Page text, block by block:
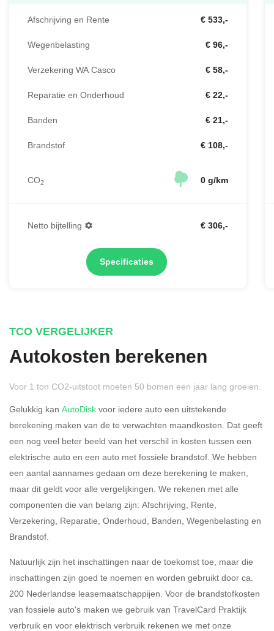
Afschrijving en Rente € 533,-
Wegenbelasting € 96,-
Verzekering WA Casco € 58,-
Reparatie en Onderhoud € 22,-
Banden € 21,-
Brandstof € 108,-
CO2 0 g/km
Netto bijtelling € 306,-
Specificaties
Rijdt u meer dan 500
kilometer privé?
Ja Nee
Belastingspercentage
37,07% (Belastbaar tot €
69.399,- )
Eigen bijdrage
TCO VERGELIJKER
Autokosten berekenen
Voor 1 ton CO2-uitstoot moeten 50 bomen een jaar lang groeien.
Gelukkig kan AutoDisk voor iedere auto een uitstekende
berekening maken van de te verwachten maandkosten. Dat geeft
een nog veel beter beeld van het verschil in kosten tussen een
elektrische auto en een auto met fossiele brandstof. We hebben
een aantal aannames gedaan om deze berekening te maken,
maar dit geldt voor alle vergelijkingen. We rekenen met alle
componenten die van belang zijn: Afschrijving, Rente,
Verzekering, Reparatie, Onderhoud, Banden, Wegenbelasting en
Brandstof.
Natuurlijk zijn het inschattingen naar de toekomst toe, maar die
inschattingen zijn goed te noemen en worden gebruikt door ca.
200 Nederlandse leasemaatschappijen. Voor de brandstofkosten
van fossiele auto's maken we gebruik van TravelCard Praktijk
verbruik en voor elektrisch verbruik rekenen we met onze